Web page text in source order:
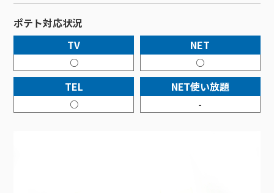
おトクな割引サービス
回線速度測定
接続・設定⽅法
訪問サポート＆サポートパックサービス料⾦表
ポテトからのプレゼント
イベントカレンダー
講座のご案内
料⾦プラン
NHK衛星受信料団体⼀括⽀払
機器⼀覧
料⾦プラン
Wi-Fiサービス
ポテトホーム防犯カメラ
オプションサービス
インターネットギガシェアプラン
固定電話トップ
基本料⾦・通話料⾦
オプションサービス
auスマートバリュー
auまとめトーク
ポテトスマートフォントップ
料⾦プラン
機種⼀覧
オプションサービス
でんき
でんきトップ
ポラリンでんき×ポテト
ポテトでんき
暮らしを快適にするサービス
暮らしを快適にするサービストップ
ポテトライフメール
メンテナンス
障害情報
ポテト対応状況
TV
○
NET
○
TEL
○
NET使い放題
-